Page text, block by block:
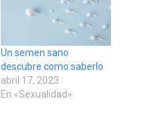
Un semen sano
descubre como saberlo
abril 17, 2023
En «Sexualidad»